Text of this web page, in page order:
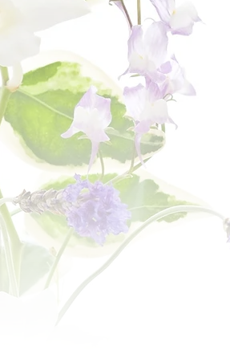
世話いた
明朗な価格
表示